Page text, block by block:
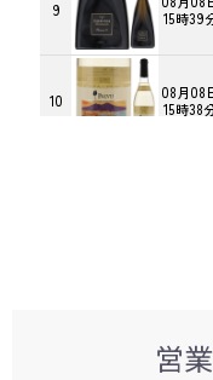
営